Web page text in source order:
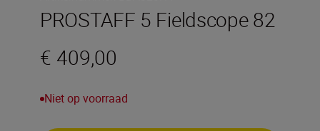
PROSTAFF 5 Fieldscope 82
€ 409,00
Niet op voorraad